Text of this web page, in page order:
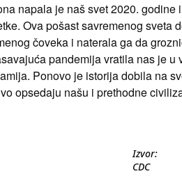
napala je naš svet 2020.
Ova pošast savremenog sveta
čoveka i naterala ga da
pandemija vratila nas je
Ponovo je istorija dobila na
opsedaju našu i prethodne
Izvor:
CDC